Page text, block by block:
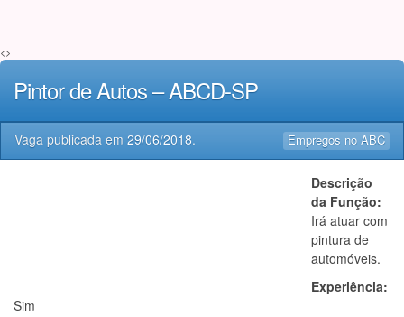
<>
Pintor de Autos – ABCD-SP
Empregos no ABC
Vaga publicada em 29/06/2018.
Descrição
da Função:
Irá atuar com
pintura de
automóveis.
Experiência:
Sim